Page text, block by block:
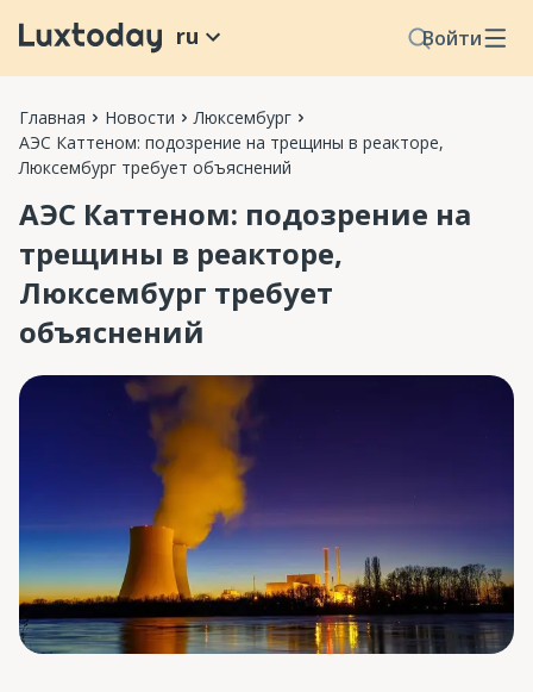
Войти
ru
Главная Новости
Люксембург
АЭС Каттеном: подозрение на трещины в реакторе,
Люксембург требует объяснений
АЭС Каттеном: подозрение на
трещины в реакторе,
Люксембург требует
объяснений